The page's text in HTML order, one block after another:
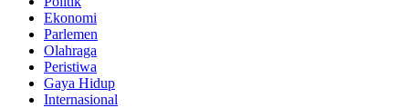
Ekonomi
Parlemen
Olahraga
Peristiwa
Gaya Hidup
Internasional